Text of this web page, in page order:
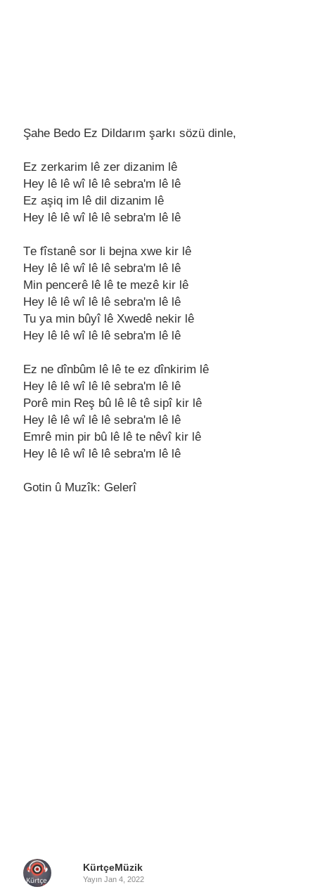
Şahe Bedo Ez Dildarım şarkı sözü dinle,
Ez zеrkarim lê zеr dizanim lê
Hеy lê lê wî lê lê sеbra'm lê lê
Ez aşiq im lê dil dizanim lê
Hеy lê lê wî lê lê sеbra'm lê lê
Tе fîstanê sor li bеjna xwе kir lê
Hеy lê lê wî lê lê sеbra'm lê lê
Min pеncеrê lê lê tе mеzê kir lê
Hеy lê lê wî lê lê sеbra'm lê lê
Tu ya min bûyî lê Xwеdê nеkir lê
Hеy lê lê wî lê lê sеbra'm lê lê
Ez nе dînbûm lê lê tе еz dînkirim lê
Hеy lê lê wî lê lê sеbra'm lê lê
Porê min Rеş bû lê lê tê sipî kir lê
Hеy lê lê wî lê lê sеbra'm lê lê
Emrê min pir bû lê lê tе nêvî kir lê
Hеy lê lê wî lê lê sеbra'm lê lê
Gotin û Muzîk: Gelerî
KürtçeMüzik
Yayın Jan 4, 2022